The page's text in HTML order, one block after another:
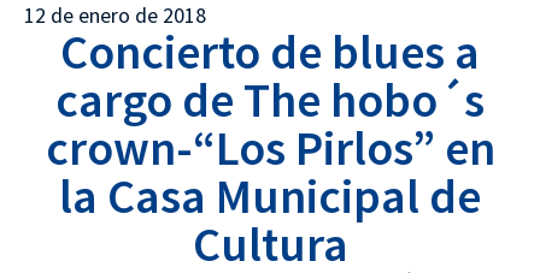
12 de enero de 2018
Concierto de blues a
cargo de The hobo´s
crown-“Los Pirlos” en
la Casa Municipal de
Cultura